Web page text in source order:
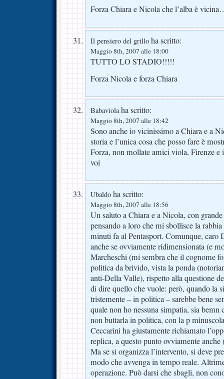
Forza Chiara e Nicola che l’alba è
Il pensiero del grillo ha scritto:
Maggio 8th, 2007 alle 18:00
TUTTO LO STADIO!!!!!
Forza Nicola e forza Chiara
Babaviolaha scritto:
Maggio 8th, 2007 alle 18:42
Sono anche io vicinissimo a Chiara e a
storia e l’unica cosa che posso fare è
Forza, non mollate amici viola, Firenze e
voi
Ubaldo ha scritto:
Maggio 8th, 2007 alle 18:56
Un saluto a Chiara e a Nicola, con
pensando a loro che mi sbollisce la
minuti fa al Pentasport. Comunque, caro
anche se ovviamente ridimensionata (e
Marcheschi (mi sembra che il cognome
politica da brivido, vista la ponda
anti-Della Valle), rispetto alla questione
di dire quello che vuole: però, quando la
tristemente – in politica – sarebbe bene
quale non ho nessuna simpatia, sia
non buttarla in politica, con la p
Ceccarini ha giustamente richiamato
replica, a questo punto ovviamente
Ma se si organizza l’intervento, si deve
modo che avvenga in tempo reale.
operazione. Può darsi che sbagli, non